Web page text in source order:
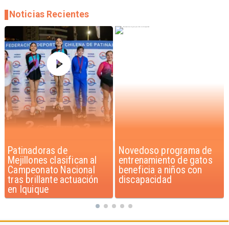
Novedoso programa de
entrenamiento de gatos
beneficia a niños con
discapacidad
Alarmante hábito en
jóvenes de 13 a 15 años
según encuesta del
Minsal
Noticias Recientes